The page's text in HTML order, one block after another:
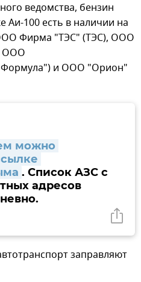
ведомства, бензин
Аи-100 есть в наличии на
Фирма "ТЭС" (ТЭС), ООО
ООО
и ООО "Орион"
можно
. Список АЗС с
адресов
заправляют